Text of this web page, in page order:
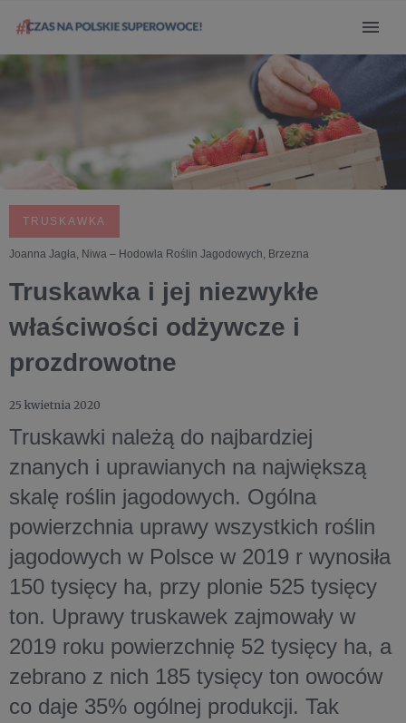
TRUSKAWKA
Joanna Jagła, Niwa – Hodowla Roślin Jagodowych, Brzezna
Truskawka i jej niezwykłe
właściwości odżywcze i
prozdrowotne
25 kwietnia 2020
Truskawki należą do najbardziej
znanych i uprawianych na największą
skalę roślin jagodowych. Ogólna
powierzchnia uprawy wszystkich roślin
jagodowych w Polsce w 2019 r wynosiła
150 tysięcy ha, przy plonie 525 tysięcy
ton. Uprawy truskawek zajmowały w
2019 roku powierzchnię 52 tysięcy ha, a
zebrano z nich 185 tysięcy ton owoców
co daje 35% ogólnej produkcji. Tak